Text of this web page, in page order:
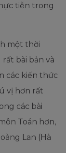
tiễn trong
một thời
bài bản và
các kiến thức
vị hơn rất
các bài
Toán hơn,
Lan (Hà